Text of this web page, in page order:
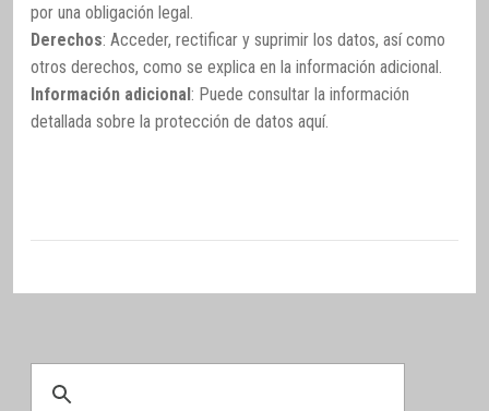
por una obligación legal.
Derechos: Acceder, rectificar y suprimir los datos, así como
otros derechos, como se explica en la información adicional.
Información adicional: Puede consultar la información
detallada sobre la protección de datos aquí.